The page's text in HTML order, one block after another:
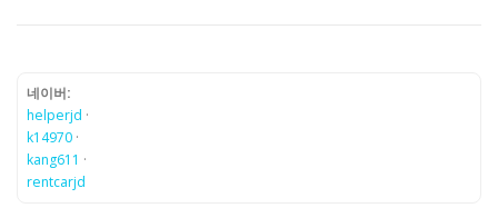
네이버:
helperjd ·
k14970 ·
kang611 ·
rentcarjd